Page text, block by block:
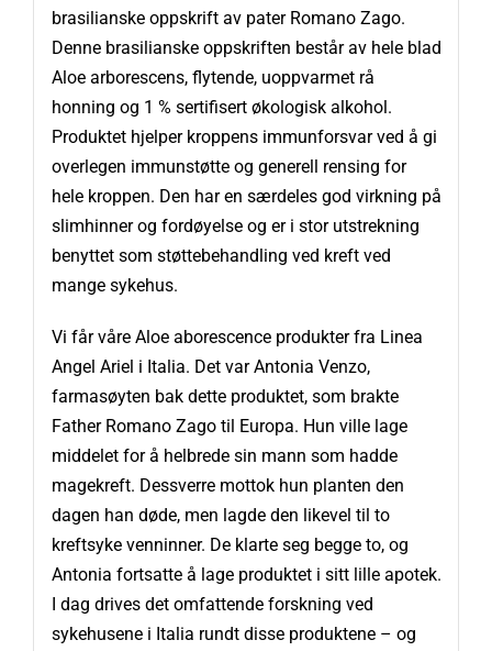
brasilianske oppskrift av pater Romano Zago.
Denne brasilianske oppskriften består av hele blad
Aloe arborescens, flytende, uoppvarmet rå
honning og 1 % sertifisert økologisk alkohol.
Produktet hjelper kroppens immunforsvar ved å gi
overlegen immunstøtte og generell rensing for
hele kroppen. Den har en særdeles god virkning på
slimhinner og fordøyelse og er i stor utstrekning
benyttet som støttebehandling ved kreft ved
mange sykehus.
Vi får våre Aloe aborescence produkter fra Linea
Angel Ariel i Italia. Det var Antonia Venzo,
farmasøyten bak dette produktet, som brakte
Father Romano Zago til Europa. Hun ville lage
middelet for å helbrede sin mann som hadde
magekreft. Dessverre mottok hun planten den
dagen han døde, men lagde den likevel til to
kreftsyke venninner. De klarte seg begge to, og
Antonia fortsatte å lage produktet i sitt lille apotek.
I dag drives det omfattende forskning ved
sykehusene i Italia rundt disse produktene – og